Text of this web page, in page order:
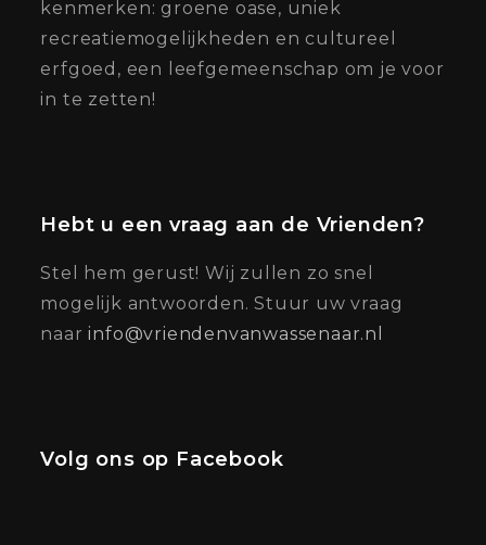
kenmerken: groene oase, uniek
recreatiemogelijkheden en cultureel
erfgoed, een leefgemeenschap om je voor
in te zetten!
Hebt u een vraag aan de Vrienden?
Stel hem gerust! Wij zullen zo snel
mogelijk antwoorden. Stuur uw vraag
naarinfo@vriendenvanwassenaar.nl
Volg ons op Facebook